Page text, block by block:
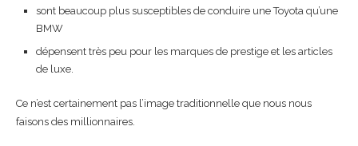
sont beaucoup plus susceptibles de conduire une Toyota qu’une
BMW
dépensent très peu pour les marques de prestige et les articles
de luxe.
Ce n’est certainement pas l’image traditionnelle que nous nous
faisons des millionnaires.